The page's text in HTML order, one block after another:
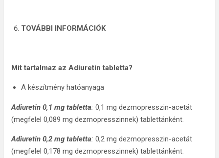
TOVÁBBI INFORMÁCIÓK
Mit tartalmaz az Adiuretin tabletta?
A készítmény hatóanyaga
Adiuretin 0,1 mg tabletta: 0,1 mg dezmopresszin-acetát
(megfelel 0,089 mg dezmopresszinnek) tablettánként.
Adiuretin 0,2 mg tabletta: 0,2 mg dezmopresszin-acetát
(megfelel 0,178 mg dezmopresszinnek) tablettánként.